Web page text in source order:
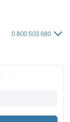
0 800 503 680